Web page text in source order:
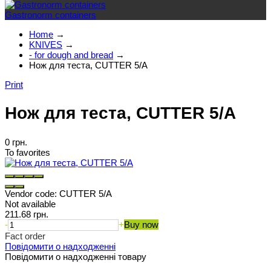
Gastronorm containers
Home →
KNIVES →
- for dough and bread →
Нож для теста, CUTTER 5/A
Print
Нож для теста, CUTTER 5/A
0 грн.
To favorites
Vendor code: CUTTER 5/A
Not available
211.68 грн.
-
+Buy now
Fact order
Повідомити о надходженні
Повідомити о надходженні товару